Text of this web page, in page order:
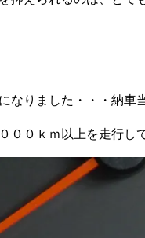
なりました・・・納車
００ｋｍ以上を走行し